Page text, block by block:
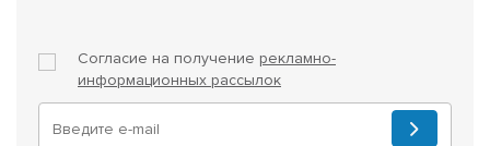
Согласие на получение рекламно-
информационных рассылок